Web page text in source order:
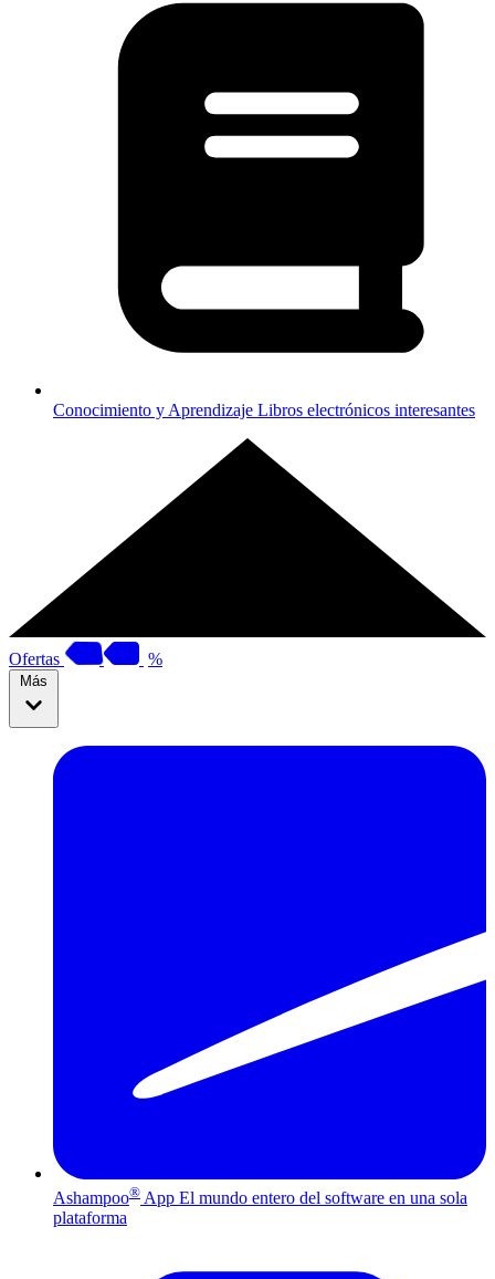
Conocimiento y Aprendizaje Libros electrónicos interesantes
Ofertas %
Más
Ashampoo® App El mundo entero del software en una sola
plataforma